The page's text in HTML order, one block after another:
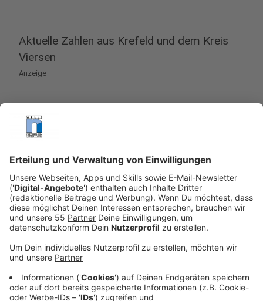
Aktuelle Zahlen aus Krefeld und dem Kreis
Viersen
Anzeige
Frauen sind in der Kommunalpolitik in Krefeld und im
Frauenanteil im Kreistag Viersen aktuell bei 36
rund 31 Prozent. Nach der Kommunalwahl 2025 ist der
Anteil in einzelnen Städten zwar gestiegen. Ein
ausgeglichenes Verhältnis zwischen Frauen und
Männern gibt es in den politischen Gremien aber weiter
nicht.